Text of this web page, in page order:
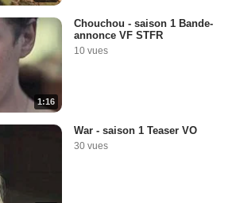
1:16
Chouchou - saison 1 Bande-
annonce VF STFR
10 vues
War - saison 1 Teaser VO
30 vues